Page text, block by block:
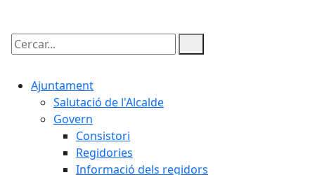
Cercar:
Ajuntament
Salutació de l'Alcalde
Govern
Consistori
Regidories
Informació dels regidors